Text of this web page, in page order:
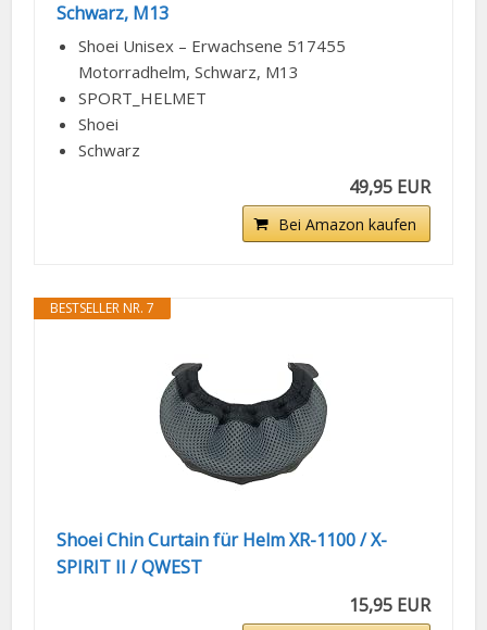
Schwarz, M13
Shoei Unisex – Erwachsene 517455
Motorradhelm, Schwarz, M13
SPORT_HELMET
Shoei
Schwarz
49,95 EUR
Bei Amazon kaufen
BESTSELLER NR. 7
Shoei Chin Curtain für Helm XR-1100 / X-
SPIRIT II / QWEST
15,95 EUR